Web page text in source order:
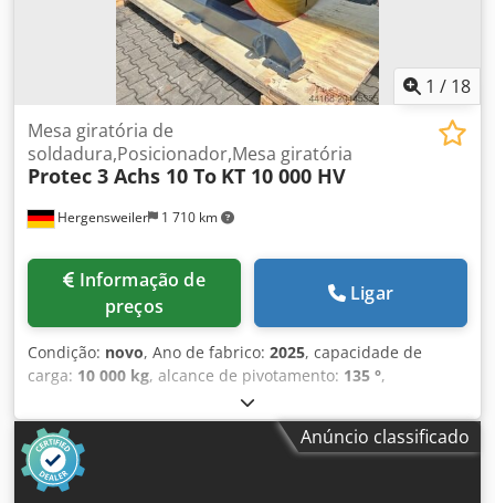
1 / 18
Hergensweiler 1 710 km
Mesa giratória de
soldadura,Posicionador,Mesa giratória
Protec 3 Achs 10 To KT 10 000 HV
preços
Ligar
Condição: novo, Ano de fabrico: 2025, capacidade de
carga: 10 000 kg, alcance de pivotamento: 135 °,
controlo remoto de pé
giratória Protec KT 10 000 HV de 3 eixos Conjunto completo
incluindo controle remoto manual e duplo de pedal Visor
digital de velocidade Ajuste de altura hidráulico Ângulo de
inclinação de 0 a 130° Dwjdjxt Tgnspfx Actja Dimensões:
Anúncio classificado